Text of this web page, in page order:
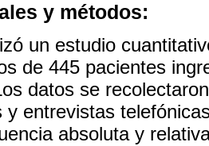
y métodos:
un estudio
de 445 pacientes
datos se
y entrevistas
absoluta y